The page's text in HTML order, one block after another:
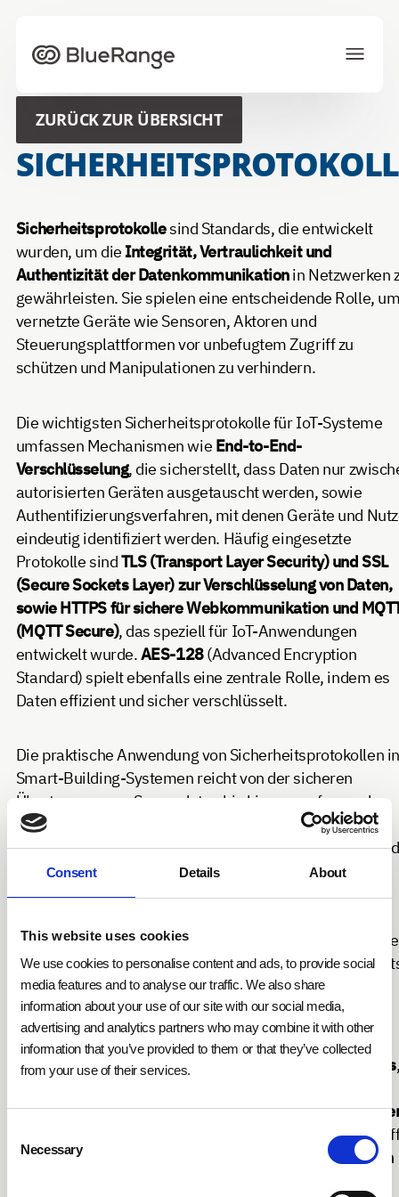
Consent Details About
This website uses cookies
We use cookies to personalise content and ads, to provide social
media features and to analyse our traffic. We also share
information about your use of our site with our social media,
advertising and analytics partners who may combine it with other
information that you’ve provided to them or that they’ve collected
from your use of their services.
Selection
Necessary
Lösungen
Projekte
Eco-System
Aktuelles
JETZT ANFRAGEN
Wählen Sie Ihre bevorzugte Sprache
ZURÜCK ZUR ÜBERSICHT
Sicherheitsprotokollesind Standards, die entwickelt
wurden, um die Integrität, Vertraulichkeit und
Authentizität der Datenkommunikationin Netzwerken
gewährleisten. Sie spielen eine entscheidende Rolle,
vernetzte Geräte wie Sensoren, Aktoren und
Steuerungsplattformen vor unbefugtem Zugriff zu
schützen und Manipulationen zu verhindern.
Die wichtigsten Sicherheitsprotokolle für IoT-Systeme
umfassen Mechanismen wie End-to-End-
Verschlüsselung, die sicherstellt, dass Daten nur
autorisierten Geräten ausgetauscht werden, sowie
Authentifizierungsverfahren, mit denen Geräte und
eindeutig identifiziert werden. Häufig eingesetzte
Protokolle sindTLS (Transport Layer Security) und SSL
(Secure Sockets Layer) zur Verschlüsselung von Daten,
sowie HTTPS für sichere Webkommunikation und
(MQTT Secure), das speziell für IoT-Anwendungen
entwickelt wurde.AES-128(Advanced Encryption
Standard) spielt ebenfalls eine zentrale Rolle, indem es
Daten effizient und sicher verschlüsselt.
Die praktische Anwendung von Sicherheitsprotokollen in
Smart-Building-Systemen reicht von der sicheren
Übertragung von Sensordaten bis hin zur umfassenden
Netzwerksicherheit. So stellen Sicherheitsprotokolle
beispielsweise sicher, dasspersonenbezogene Daten,
durch Präsenzsensoren oder Zugangskontrollsysteme
erhoben werden, vorManipulation und Ausspähung
Ausführung automatisierter Gebäudefunktionen
wie
Beleuchtungssteuerung oder des Energie-
indem sie Unbefugten den Zugriff verwehren.
Ergänzend werden Sicherheitsprotokolle durch
Maßnahmen wie dieEinschränkung des Datenverkehrs
Bedrohungen und regelmäßige
unterstützt, um Netzwerke gegen
abzusichern. Technologien wie
Firewalls oder Intrusion